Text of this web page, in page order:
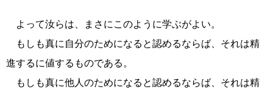
よって汝らは、まさにこのように学ぶがよい。
もしも真に自分のためになると認めるならば、それは精
進するに値するものである。
もしも真に他人のためになると認めるならば、それは精